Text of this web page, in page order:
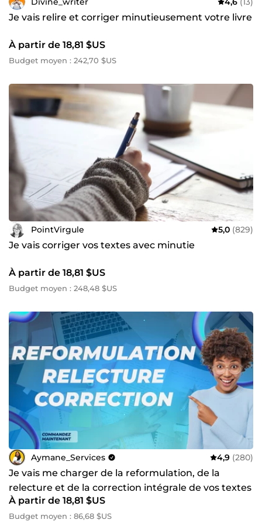
Je vais relire et corriger minutieusement votre livre
À partir de 18,81 $US
Budget moyen : 242,70 $US
PointVirgule 5,0 (829)
Je vais corriger vos textes avec minutie
À partir de 18,81 $US
Budget moyen : 248,48 $US
Aymane_Services 4,9 (280)
Je vais me charger de la reformulation, de la
relecture et de la correction intégrale de vos textes
À partir de 18,81 $US
Budget moyen : 86,68 $US